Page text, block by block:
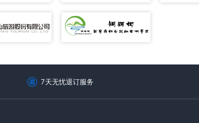
7天无忧退订服务